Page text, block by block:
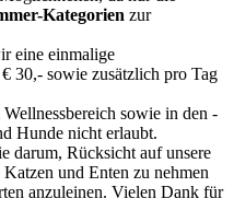
Kategorien zur
eine einmalige
30,- sowie zusätzlich pro Tag
sowie in den -
Hunde nicht erlaubt.
darum, Rücksicht auf unsere
und Enten zu nehmen
anzuleinen. Vielen Dank für